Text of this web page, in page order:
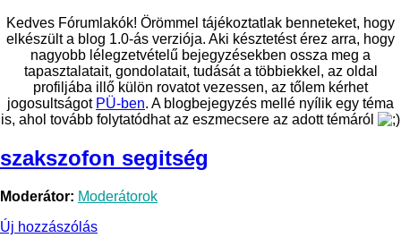
Kedves Fórumlakók! Örömmel tájékoztatlak benneteket, hogy
elkészült a blog 1.0-ás verziója. Aki késztetést érez arra, hogy
nagyobb lélegzetvételű bejegyzésekben ossza meg a
tapasztalatait, gondolatait, tudását a többiekkel, az oldal
profiljába illő külön rovatot vezessen, az tőlem kérhet
jogosultságot PÜ-ben. A blogbejegyzés mellé nyílik egy téma
is, ahol tovább folytatódhat az eszmecsere az adott témáról
szakszofon segitség
Moderátor: Moderátorok
Új hozzászólás